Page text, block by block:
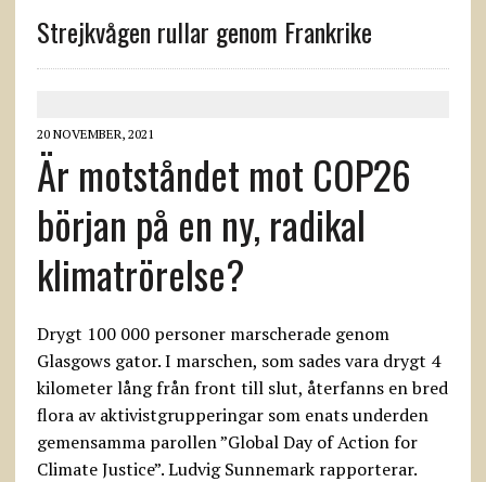
Strejkvågen rullar genom Frankrike
20 NOVEMBER, 2021
Är motståndet mot COP26
början på en ny, radikal
klimatrörelse?
Drygt 100 000 personer marscherade genom
Glasgows gator. I marschen, som sades vara drygt 4
kilometer lång från front till slut, återfanns en bred
flora av aktivistgrupperingar som enats underden
gemensamma parollen ”Global Day of Action for
Climate Justice”. Ludvig Sunnemark rapporterar.